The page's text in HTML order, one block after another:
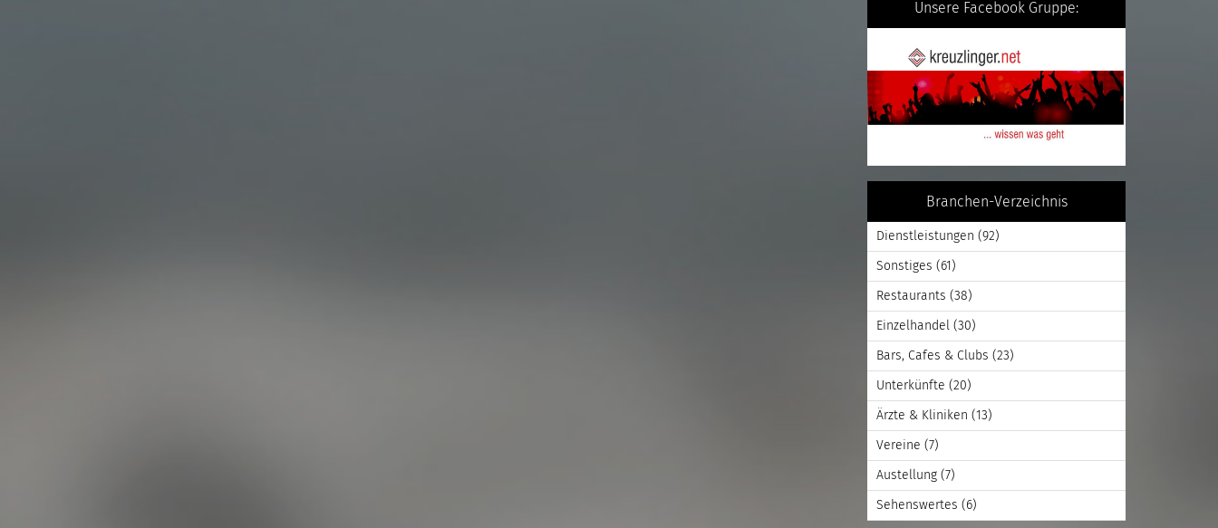
Unsere Facebook Gruppe:
Branchen-Verzeichnis
Dienstleistungen (92)
Sonstiges (61)
Restaurants (38)
Einzelhandel (30)
Bars, Cafes & Clubs (23)
Unterkünfte (20)
Ärzte & Kliniken (13)
Vereine (7)
Austellung (7)
Sehenswertes (6)